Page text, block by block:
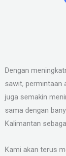
Dengan
sawit, permintaan
juga semakin
sama dengan
Kalimantan
Kami akan terus